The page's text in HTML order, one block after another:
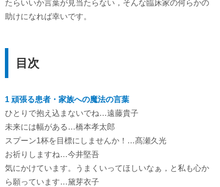
たらいいか言葉が見当たらない，そんな臨床家の何らかの
助けになれば幸いです。
目次
1 頑張る患者・家族への魔法の言葉
ひとりで抱え込まないでね…遠藤貴子
未来には幅がある…橋本孝太郎
スプーン1杯を目標にしませんか！…髙瀬久光
お祈りしますね…今井堅吾
気にかけています。うまくいってほしいなぁ，と私も心か
ら願っています…黛芽衣子